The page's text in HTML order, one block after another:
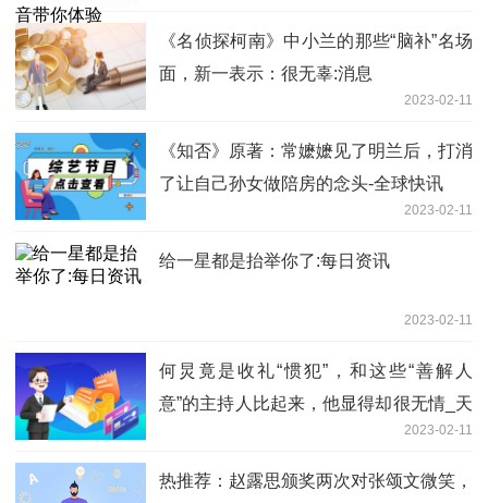
《名侦探柯南》中小兰的那些“脑补”名场
面，新一表示：很无辜:消息
2023-02-11
《知否》原著：常嬷嬷见了明兰后，打消
了让自己孙女做陪房的念头-全球快讯
2023-02-11
给一星都是抬举你了:每日资讯
2023-02-11
何炅竟是收礼“惯犯”，和这些“善解人
意”的主持人比起来，他显得却很无情_天
2023-02-11
热推荐：赵露思颁奖两次对张颂文微笑，